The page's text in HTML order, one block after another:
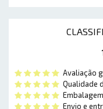
Avaliação
Qualidade
Envio e